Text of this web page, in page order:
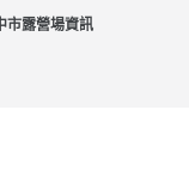
市露營場資訊